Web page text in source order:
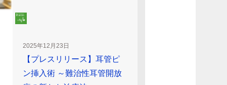
2025年12月23日
【プレスリリース】耳管ピ
ン挿入術 ～難治性耳管開放